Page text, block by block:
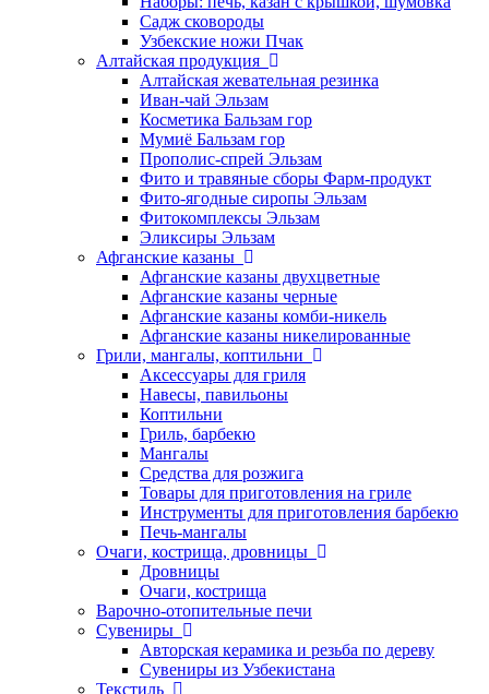
Садж сковороды
Узбекские ножи Пчак
Алтайская продукция
Алтайская жевательная резинка
Иван-чай Эльзам
Косметика Бальзам гор
Мумиё Бальзам гор
Прополис-спрей Эльзам
Фито и травяные сборы Фарм-продукт
Фито-ягодные сиропы Эльзам
Фитокомплексы Эльзам
Эликсиры Эльзам
Афганские казаны
Афганские казаны двухцветные
Афганские казаны черные
Афганские казаны комби-никель
Афганские казаны никелированные
Грили, мангалы, коптильни
Аксессуары для гриля
Навесы, павильоны
Коптильни
Гриль, барбекю
Мангалы
Средства для розжига
Товары для приготовления на гриле
Инструменты для приготовления барбекю
Печь-мангалы
Очаги, кострища, дровницы
Дровницы
Очаги, кострища
Варочно-отопительные печи
Сувениры
Авторская керамика и резьба по дереву
Сувениры из Узбекистана
Текстиль